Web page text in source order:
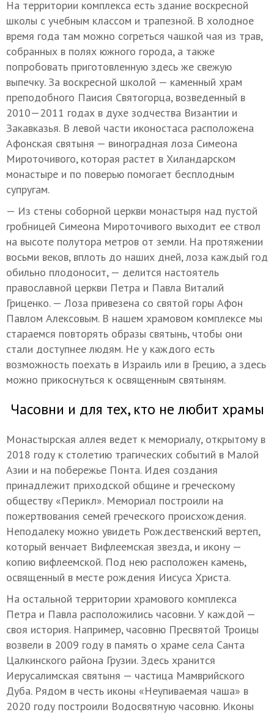
На территории комплекса есть здание воскресной
школы с учебным классом и трапезной. В холодное
время года там можно согреться чашкой чая из трав,
собранных в полях южного города, а также
попробовать приготовленную здесь же свежую
выпечку. За воскресной школой — каменный храм
преподобного Паисия Святогорца, возведенный в
2010—2011 годах в духе зодчества Византии и
Закавказья. В левой части иконостаса расположена
Афонская святыня — виноградная лоза Симеона
Мироточивого, которая растет в Хиландарском
монастыре и по поверью помогает бесплодным
супругам.
— Из стены соборной церкви монастыря над пустой
гробницей Симеона Мироточивого выходит ее ствол
на высоте полутора метров от земли. На протяжении
восьми веков, вплоть до наших дней, лоза каждый год
обильно плодоносит, — делится настоятель
православной церкви Петра и Павла Виталий
Гриценко. — Лоза привезена со святой горы Афон
Павлом Алексовым. В нашем храмовом комплексе мы
стараемся повторять образы святынь, чтобы они
стали доступнее людям. Не у каждого есть
возможность поехать в Израиль или в Грецию, а здесь
можно прикоснуться к освященным святыням.
Часовни и для тех, кто не любит храмы
Монастырская аллея ведет к мемориалу, открытому в
2018 году к столетию трагических событий в Малой
Азии и на побережье Понта. Идея создания
принадлежит приходской общине и греческому
обществу «Перикл». Мемориал построили на
пожертвования семей греческого происхождения.
Неподалеку можно увидеть Рождественский вертеп,
который венчает Вифлеемская звезда, и икону —
копию вифлеемской. Под нею расположен камень,
освященный в месте рождения Иисуса Христа.
На остальной территории храмового комплекса
Петра и Павла расположились часовни. У каждой —
своя история. Например, часовню Пресвятой Троицы
возвели в 2009 году в память о храме села Санта
Цалкинского района Грузии. Здесь хранится
Иерусалимская святыня — частица Мамврийского
Дуба. Рядом в честь иконы «Неупиваемая чаша» в
2020 году построили Водосвятную часовню. Иконы